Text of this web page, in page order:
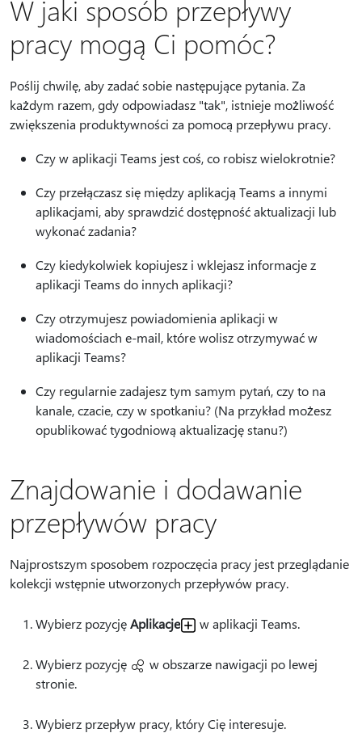
W jaki sposób przepływy
pracy mogą Ci pomóc?
Poślij chwilę, aby zadać sobie następujące pytania. Za
każdym razem, gdy odpowiadasz "tak", istnieje możliwość
zwiększenia produktywności za pomocą przepływu pracy.
Czy w aplikacji Teams jest coś, co robisz wielokrotnie?
Czy przełączasz się między aplikacją Teams a innymi
aplikacjami, aby sprawdzić dostępność aktualizacji lub
wykonać zadania?
Czy kiedykolwiek kopiujesz i wklejasz informacje z
aplikacji Teams do innych aplikacji?
Czy otrzymujesz powiadomienia aplikacji w
wiadomościach e-mail, które wolisz otrzymywać w
aplikacji Teams?
Czy regularnie zadajesz tym samym pytań, czy to na
kanale, czacie, czy w spotkaniu? (Na przykład możesz
opublikować tygodniową aktualizację stanu?)
Znajdowanie i dodawanie
przepływów pracy
Najprostszym sposobem rozpoczęcia pracy jest przeglądanie
kolekcji wstępnie utworzonych przepływów pracy.
Wybierz pozycjęAplikacje w aplikacji Teams.
Wybierz pozycję
w obszarze nawigacji po lewej
stronie.
Wybierz przepływ pracy, który Cię interesuje.